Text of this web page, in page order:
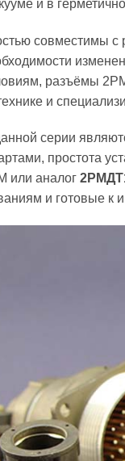
и в
совместимы
разъёмы
и
серии
простота
или аналог
и готовые к